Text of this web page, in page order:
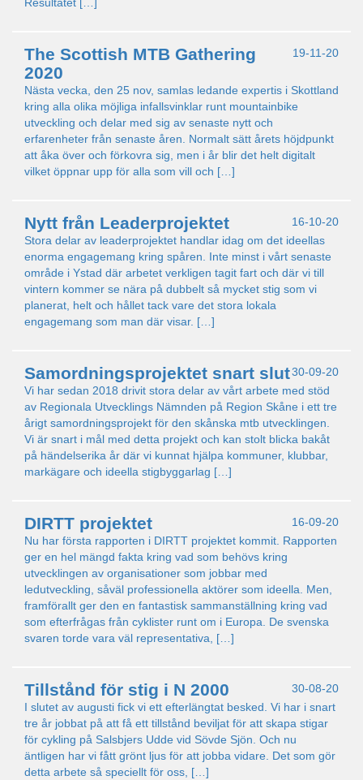
19-11-20
The Scottish MTB Gathering
2020
Nästa vecka, den 25 nov, samlas ledande expertis i Skottland
kring alla olika möjliga infallsvinklar runt mountainbike
utveckling och delar med sig av senaste nytt och
erfarenheter från senaste åren. Normalt sätt årets höjdpunkt
att åka över och förkovra sig, men i år blir det helt digitalt
vilket öppnar upp för alla som vill och […]
16-10-20
Nytt från Leaderprojektet
Stora delar av leaderprojektet handlar idag om det ideellas
enorma engagemang kring spåren. Inte minst i vårt senaste
område i Ystad där arbetet verkligen tagit fart och där vi till
vintern kommer se nära på dubbelt så mycket stig som vi
planerat, helt och hållet tack vare det stora lokala
engagemang som man där visar. […]
30-09-20
Samordningsprojektet snart slut
Vi har sedan 2018 drivit stora delar av vårt arbete med stöd
av Regionala Utvecklings Nämnden på Region Skåne i ett tre
årigt samordningsprojekt för den skånska mtb utvecklingen.
Vi är snart i mål med detta projekt och kan stolt blicka bakåt
på händelserika år där vi kunnat hjälpa kommuner, klubbar,
markägare och ideella stigbyggarlag […]
16-09-20
DIRTT projektet
Nu har första rapporten i DIRTT projektet kommit. Rapporten
ger en hel mängd fakta kring vad som behövs kring
utvecklingen av organisationer som jobbar med
ledutveckling, såväl professionella aktörer som ideella. Men,
framförallt ger den en fantastisk sammanställning kring vad
som efterfrågas från cyklister runt om i Europa. De svenska
svaren torde vara väl representativa, […]
30-08-20
Tillstånd för stig i N 2000
I slutet av augusti fick vi ett efterlängtat besked. Vi har i snart
tre år jobbat på att få ett tillstånd beviljat för att skapa stigar
för cykling på Salsbjers Udde vid Sövde Sjön. Och nu
äntligen har vi fått grönt ljus för att jobba vidare. Det som gör
detta arbete så speciellt för oss, […]